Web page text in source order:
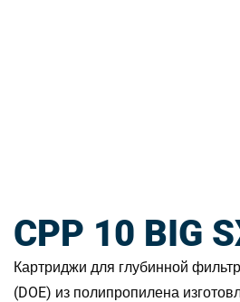
CPP 10 BIG
Картриджи для глубинной
(DOE) из полипропилена